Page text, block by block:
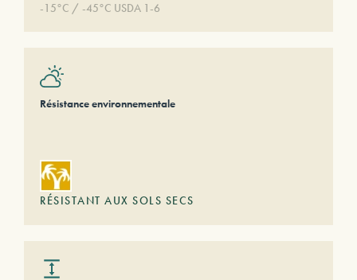
-15°C / -45°C USDA 1-6
Résistance environnementale
RÉSISTANT AUX SOLS SECS